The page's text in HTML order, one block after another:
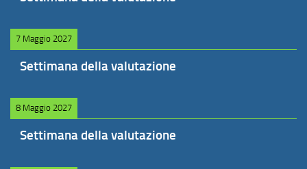
7 Maggio 2027
Settimana della valutazione
8 Maggio 2027
Settimana della valutazione